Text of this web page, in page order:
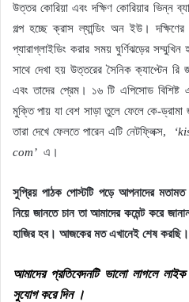
উত্তর কোরিয়া এবং দক্ষিণ কোরিয়ার ভিন্ন
গল্প হচ্ছে ক্রাস ল্যান্ডিং অন ইউ।
প্যারাগ্লাইডিং করার সময় ঘুর্ণিঝড়ের
সাথে দেখা হয় উত্তরের সৈনিক ক্যাপ্টেন
এবং তাদের প্রেম। ১৬ টি এপিসোড বিশিষ্ট
মুক্তি পায় যা বেশ সাড়া তুলে ফেলে কে-ড্রামা
তারা দেখে ফেলতে পারেন এটি নেটফ্লিক্স,
com’ এ।
সুপ্রিয় পাঠক পোস্টটি পড়ে আপনাদের
নিয়ে জানতে চান তা আমাদের কমেন্ট করে
হাজির হব। আজকের মত এখানেই শেষ করছি।
আমাদের প্রতিবেদনটি ভালো লাগলে
সুযোগ করে দিন ।